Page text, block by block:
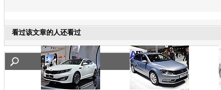
看过该文章的人还看过